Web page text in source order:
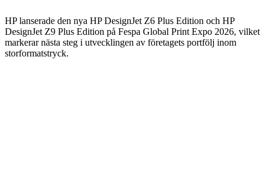
HP lanserade den nya HP DesignJet Z6 Plus Edition och HP
DesignJet Z9 Plus Edition på Fespa Global Print Expo 2026, vilket
markerar nästa steg i utvecklingen av företagets portfölj inom
storformatstryck.